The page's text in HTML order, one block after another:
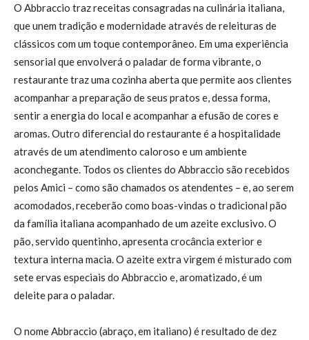
O Abbraccio traz receitas consagradas na culinária italiana,
que unem tradição e modernidade através de releituras de
clássicos com um toque contemporâneo. Em uma experiência
sensorial que envolverá o paladar de forma vibrante, o
restaurante traz uma cozinha aberta que permite aos clientes
acompanhar a preparação de seus pratos e, dessa forma,
sentir a energia do local e acompanhar a efusão de cores e
aromas. Outro diferencial do restaurante é a hospitalidade
através de um atendimento caloroso e um ambiente
aconchegante. Todos os clientes do Abbraccio são recebidos
pelos Amici – como são chamados os atendentes – e, ao serem
acomodados, receberão como boas-vindas o tradicional pão
da família italiana acompanhado de um azeite exclusivo. O
pão, servido quentinho, apresenta crocância exterior e
textura interna macia. O azeite extra virgem é misturado com
sete ervas especiais do Abbraccio e, aromatizado, é um
deleite para o paladar.
O nome Abbraccio (abraço, em italiano) é resultado de dez